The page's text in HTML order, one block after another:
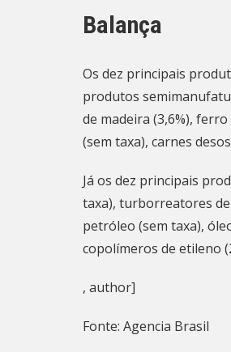
Balança
Os dez principais
produtos
de madeira (3,6%),
(sem taxa), carnes
Já os dez principais
taxa), turborreatores
petróleo (sem taxa),
copolímeros de etileno
, author]
Fonte: Agencia Brasil